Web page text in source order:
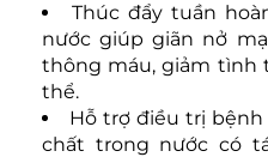
Thúc đẩy tuần
nước giúp giãn nở
thông máu, giảm tình
thể.
Hỗ trợ điều trị bệnh
chất trong nước có